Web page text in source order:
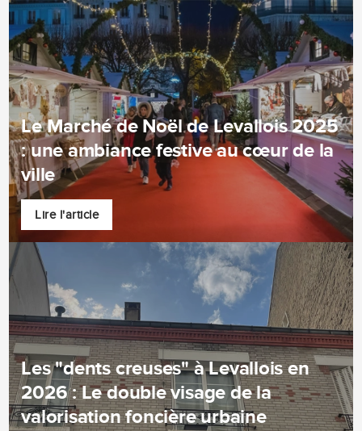
Le Marché de Noël de Levallois 2025
: une ambiance festive au cœur de la
ville
Lire l'article
Les "dents creuses" à Levallois en
2026 : Le double visage de la
valorisation foncière urbaine